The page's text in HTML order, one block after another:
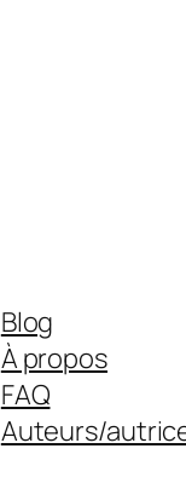
Blog
À propos
FAQ
Auteurs/